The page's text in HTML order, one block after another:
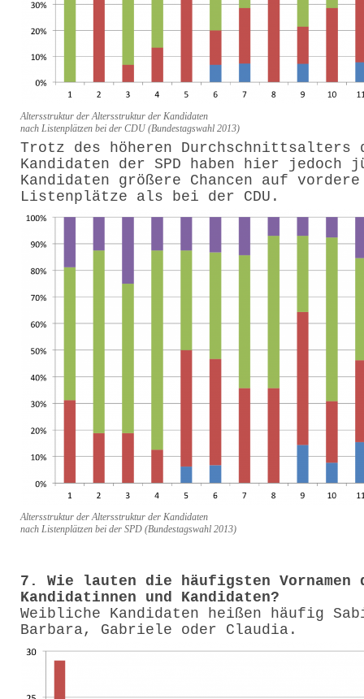
Altersstruktur der Altersstruktur der Kandidaten
nach Listenplätzen bei der CDU (Bundestagswahl 2013)
Trotz des höheren Durchschnittsalters
Kandidaten der SPD haben hier jedoch
Kandidaten größere Chancen auf vordere
Listenplätze als bei der CDU.
Altersstruktur der Altersstruktur der Kandidaten
nach Listenplätzen bei der SPD (Bundestagswahl 2013)
7. Wie lauten die häufigsten Vornamen
Kandidatinnen und Kandidaten?
Weibliche Kandidaten heißen häufig
Barbara, Gabriele oder Claudia.